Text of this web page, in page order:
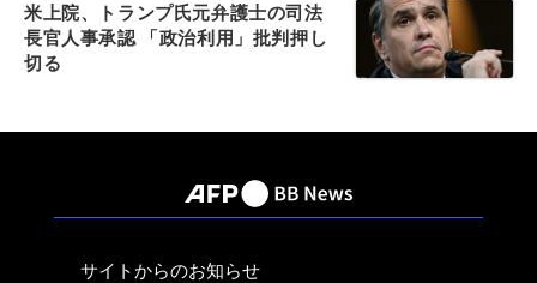
米上院、トランプ氏元弁護士の司法
長官人事承認 「政治利用」批判押し
切る
サイトからのお知らせ